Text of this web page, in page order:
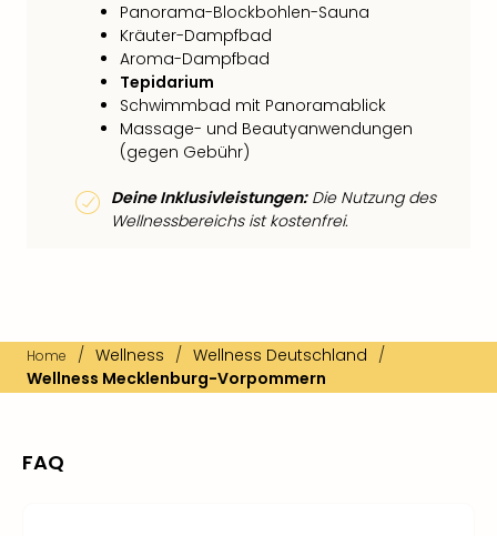
Panorama-Blockbohlen-Sauna
Kräuter-Dampfbad
Aroma-Dampfbad
Tepidarium
Schwimmbad mit Panoramablick
Massage- und Beautyanwendungen
(gegen Gebühr)
Deine Inklusivleistungen:Die Nutzung des
Wellnessbereichs ist kostenfrei.
Home / Wellness / Wellness Deutschland /
Wellness Mecklenburg-Vorpommern
FAQ